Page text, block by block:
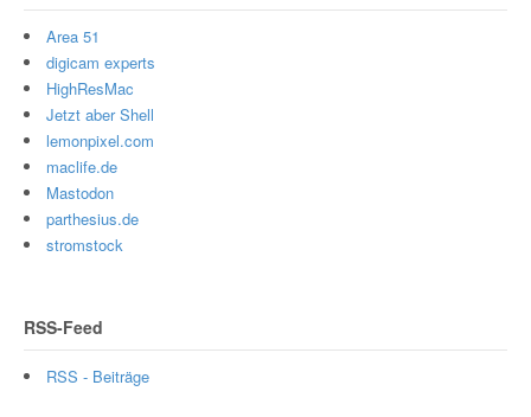
Area 51
digicam experts
HighResMac
Jetzt aber Shell
lemonpixel.com
maclife.de
Mastodon
parthesius.de
stromstock
RSS-Feed
RSS - Beiträge